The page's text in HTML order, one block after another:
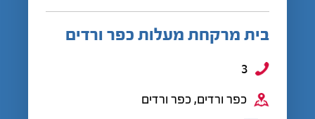
בית מרקחת מעלות כפר ורדים
3
כפר ורדים, כפר ורדים